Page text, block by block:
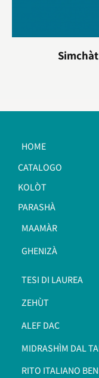
HOME
CATALOGO
KOLÒT
PARASHÀ
MAAMÀR
GHENIZÀ
TESI DI LAUREA
ZEHÙT
ALEF DAC
MIDRASHÌM DAL
RITO ITALIANO